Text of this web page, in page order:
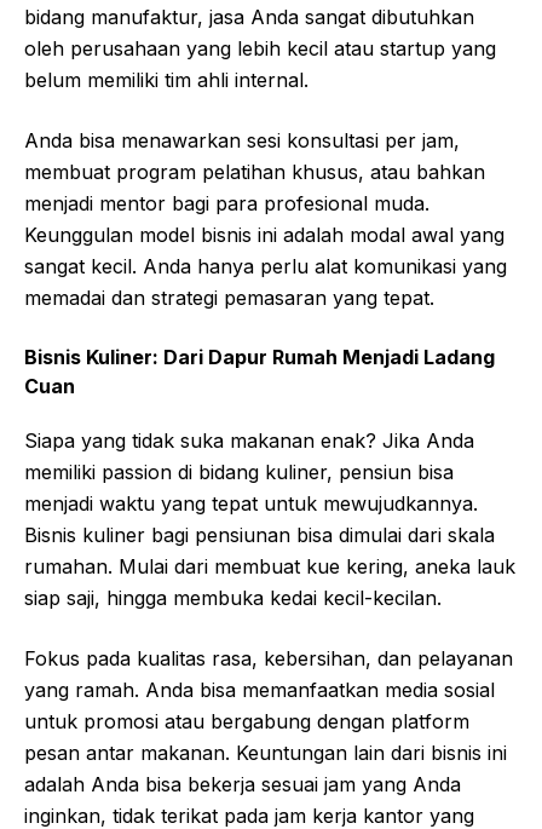
bidang manufaktur, jasa Anda sangat dibutuhkan
oleh perusahaan yang lebih kecil atau startup yang
belum memiliki tim ahli internal.
Anda bisa menawarkan sesi konsultasi per jam,
membuat program pelatihan khusus, atau bahkan
menjadi mentor bagi para profesional muda.
Keunggulan model bisnis ini adalah modal awal yang
sangat kecil. Anda hanya perlu alat komunikasi yang
memadai dan strategi pemasaran yang tepat.
Bisnis Kuliner: Dari Dapur Rumah Menjadi Ladang
Cuan
Siapa yang tidak suka makanan enak? Jika Anda
memiliki passion di bidang kuliner, pensiun bisa
menjadi waktu yang tepat untuk mewujudkannya.
Bisnis kuliner bagi pensiunan bisa dimulai dari skala
rumahan. Mulai dari membuat kue kering, aneka lauk
siap saji, hingga membuka kedai kecil-kecilan.
Fokus pada kualitas rasa, kebersihan, dan pelayanan
yang ramah. Anda bisa memanfaatkan media sosial
untuk promosi atau bergabung dengan platform
pesan antar makanan. Keuntungan lain dari bisnis ini
adalah Anda bisa bekerja sesuai jam yang Anda
inginkan, tidak terikat pada jam kerja kantor yang